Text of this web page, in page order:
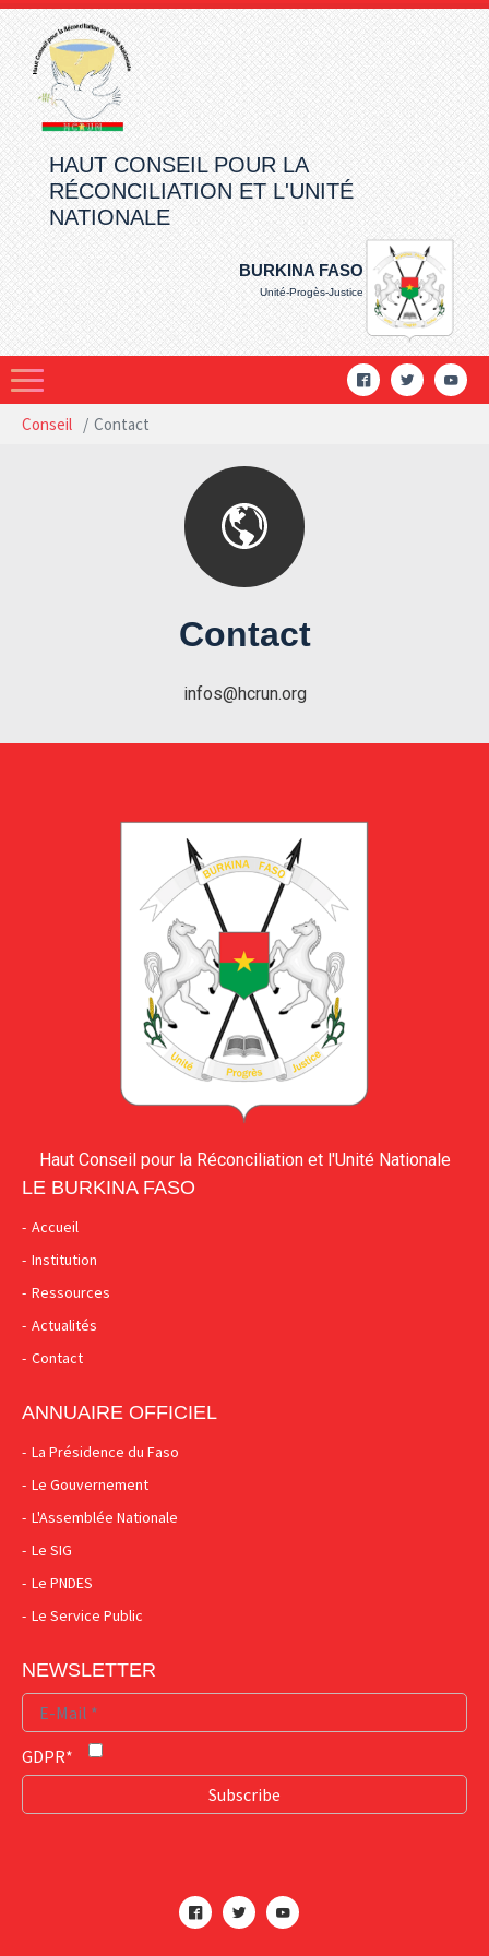
Aller au contenu principal
HAUT CONSEIL POUR LA
RÉCONCILIATION ET L'UNITÉ
NATIONALE
BURKINA FASO
Unité-Progès-Justice
Vous êtes ici:
Conseil Contact
Contact
infos@hcrun.org
Haut Conseil pour la Réconciliation et l'Unité Nationale
LE BURKINA FASO
Accueil
Institution
Ressources
Actualités
Contact
ANNUAIRE OFFICIEL
La Présidence du Faso
Le Gouvernement
L'Assemblée Nationale
Le SIG
Le PNDES
Le Service Public
NEWSLETTER
GDPR*